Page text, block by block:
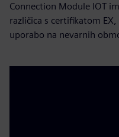
Connection Module IOT
različica s certifikatom
uporabo na nevarnih